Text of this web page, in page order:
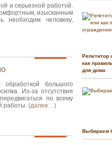
и серьезной работой.
изысканным
необходим человеку,
большого
Из-за отсутствия
по всему
работы. (далее…)
Репетитор
как
для дома
Выбираем